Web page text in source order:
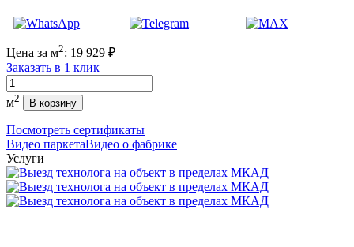
Цена за м2: 19 929 ₽
Заказать в 1 клик
Количество
м2 В корзину
Посмотреть сертификаты
Видео паркетаВидео о фабрике
Услуги